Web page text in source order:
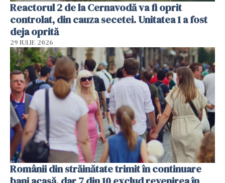
Reactorul 2 de la Cernavodă va fi oprit
controlat, din cauza secetei. Unitatea 1 a fost
deja oprită
29 IULIE 2026
Românii din străinătate trimit în continuare